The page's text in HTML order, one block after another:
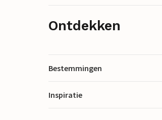
Ontdekken
Bestemmingen
Inspiratie